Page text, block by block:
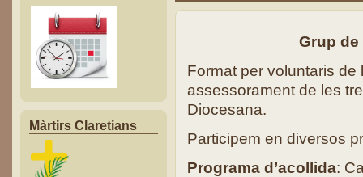
Màrtirs Claretians
Grup
Format per voluntaris de
assessorament de les
Diocesana.
Participem en diversos
Programa d’acollida: